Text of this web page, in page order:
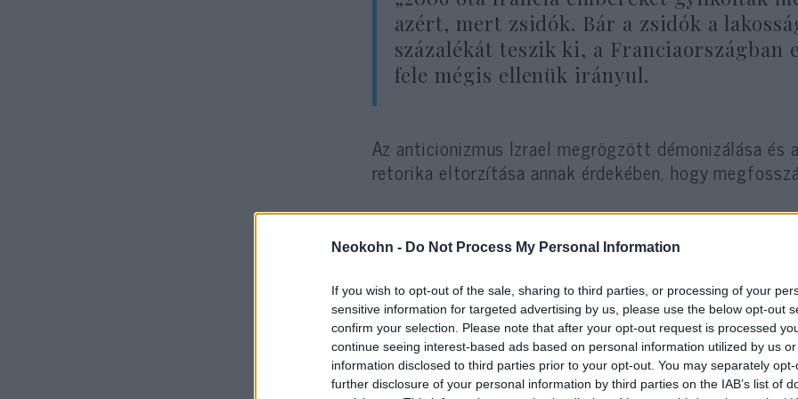
Neokohn - Do Not Process My Personal Information
If you wish to opt-out of the sale, sharing to third parties, or processing of your
sensitive information for targeted advertising by us, please use the below opt-out
confirm your selection. Please note that after your opt-out request is processed
continue seeing interest-based ads based on personal information utilized by us
information disclosed to third parties prior to your opt-out. You may separately
further disclosure of your personal information by third parties on the IAB’s list of
azért, mert zsidók. Bár a zsidók a
százalékát teszik ki, a Franciaországban
fele mégis ellenük irányul.
Az anticionizmus Izrael megrögzött démonizálása
retorika eltorzítása annak érdekében, hogy
Franciaországban
számít az
Bár a francia politikai vezetők szeretik hangoztatni